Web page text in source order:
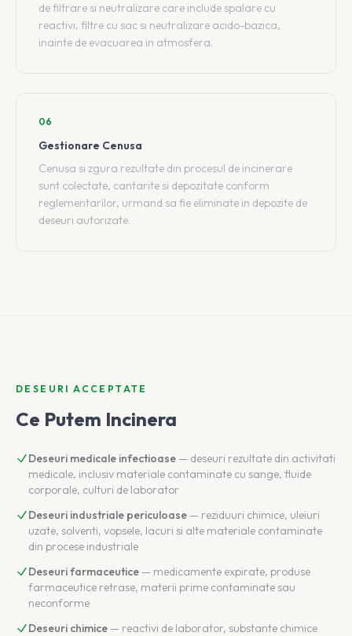
de filtrare si neutralizare care include spalare cu
reactivi, filtre cu sac si neutralizare acido-bazica,
inainte de evacuarea in atmosfera.
06
Gestionare Cenusa
Cenusa si zgura rezultate din procesul de incinerare
sunt colectate, cantarite si depozitate conform
reglementarilor, urmand sa fie eliminate in depozite de
deseuri autorizate.
DESEURI ACCEPTATE
Ce Putem Incinera
Deseuri medicale infectioase — deseuri rezultate din activitati
medicale, inclusiv materiale contaminate cu sange, fluide
corporale, culturi de laborator
Deseuri industriale periculoase — reziduuri chimice, uleiuri
uzate, solventi, vopsele, lacuri si alte materiale contaminate
din procese industriale
Deseuri farmaceutice — medicamente expirate, produse
farmaceutice retrase, materii prime contaminate sau
neconforme
Deseuri chimice — reactivi de laborator, substante chimice